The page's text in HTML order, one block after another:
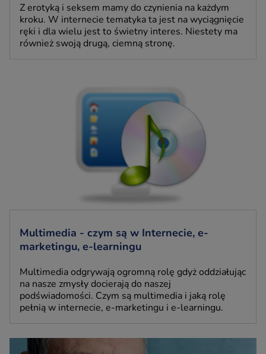
Z erotyką i seksem mamy do czynienia na każdym
kroku. W internecie tematyka ta jest na wyciągnięcie
ręki i dla wielu jest to świetny interes. Niestety ma
również swoją drugą, ciemną stronę.
Multimedia - czym są w Internecie, e-
marketingu, e-learningu
Multimedia odgrywają ogromną rolę gdyż oddziałując
na nasze zmysły docierają do naszej
podświadomości. Czym są multimedia i jaką rolę
pełnią w internecie, e-marketingu i e-learningu.